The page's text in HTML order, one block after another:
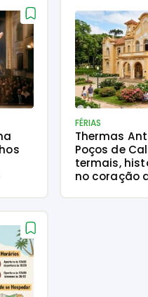
FÉRIAS
Thermas
Poços de
termais,
no coração